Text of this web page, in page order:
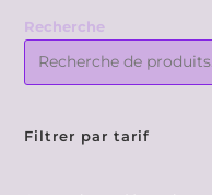
Recherche
Filtrer par tarif